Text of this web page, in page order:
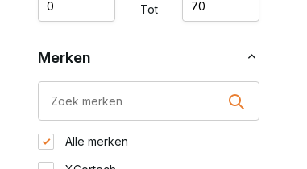
Tot
Merken
Alle merken